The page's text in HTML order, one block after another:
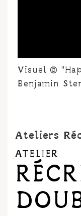
Visuel ©
Benjamin
Ateliers
ATELIER